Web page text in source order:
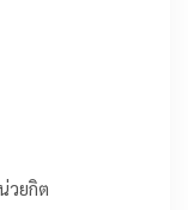
วยกิต